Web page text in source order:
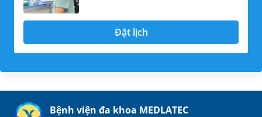
Đặt lịch
Bệnh viện đa khoa MEDLATEC